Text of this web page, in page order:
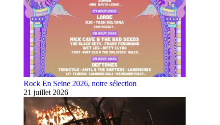
Rock En Seine 2026, notre sélection
21 juillet 2026